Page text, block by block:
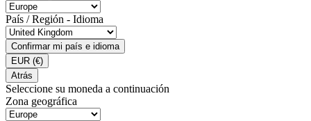
País / Región - Idioma
Confirmar mi país e idioma
EUR (€)
Atrás
Seleccione su moneda a continuación
Zona geográfica